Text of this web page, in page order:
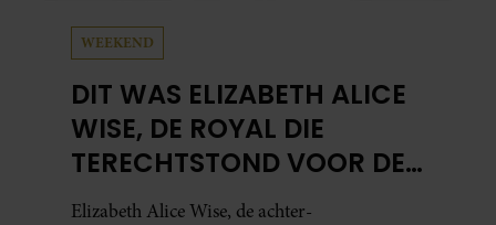
WEEKEND
DIT WAS ELIZABETH ALICE
WISE, DE ROYAL DIE
TERECHTSTOND VOOR DE
DOOD VAN HAAR BABY
Elizabeth Alice Wise, de achter-